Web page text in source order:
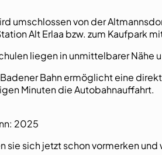
umschlossen von der
Alt Erlaa bzw. zum Kaufpark
liegen in unmittelbarer Nähe
Bahn ermöglicht eine
Minuten die Autobahnauffahrt.
2025
sie sich jetzt schon vormerken